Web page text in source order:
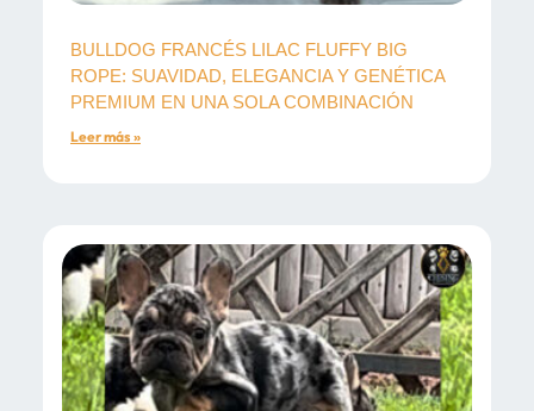
BULLDOG FRANCÉS LILAC FLUFFY BIG
ROPE: SUAVIDAD, ELEGANCIA Y GENÉTICA
PREMIUM EN UNA SOLA COMBINACIÓN
Leer más »